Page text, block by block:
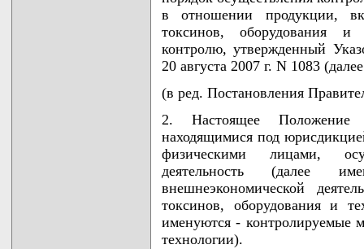
в отношении продукции,
токсинов, оборудования и
контролю, утвержденный
20 августа 2007 г. N 1083
(в ред. Постановления
2. Настоящее Положение
находящимися под
физическими лицами,
деятельность (далее
внешнеэкономической
токсинов, оборудования и
именуются - контролируемые
технологии).